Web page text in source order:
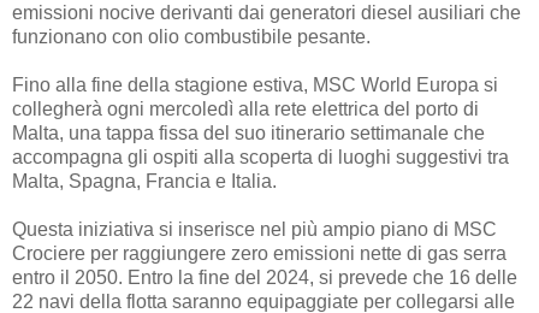
emissioni nocive derivanti dai generatori diesel ausiliari che
funzionano con olio combustibile pesante.
Fino alla fine della stagione estiva, MSC World Europa si
collegherà ogni mercoledì alla rete elettrica del porto di
Malta, una tappa fissa del suo itinerario settimanale che
accompagna gli ospiti alla scoperta di luoghi suggestivi tra
Malta, Spagna, Francia e Italia.
Questa iniziativa si inserisce nel più ampio piano di MSC
Crociere per raggiungere zero emissioni nette di gas serra
entro il 2050. Entro la fine del 2024, si prevede che 16 delle
22 navi della flotta saranno equipaggiate per collegarsi alle